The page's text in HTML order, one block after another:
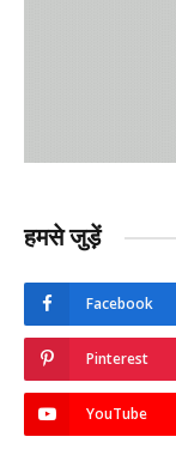
हमसे जुड़ें
Facebook
Pinterest
YouTube